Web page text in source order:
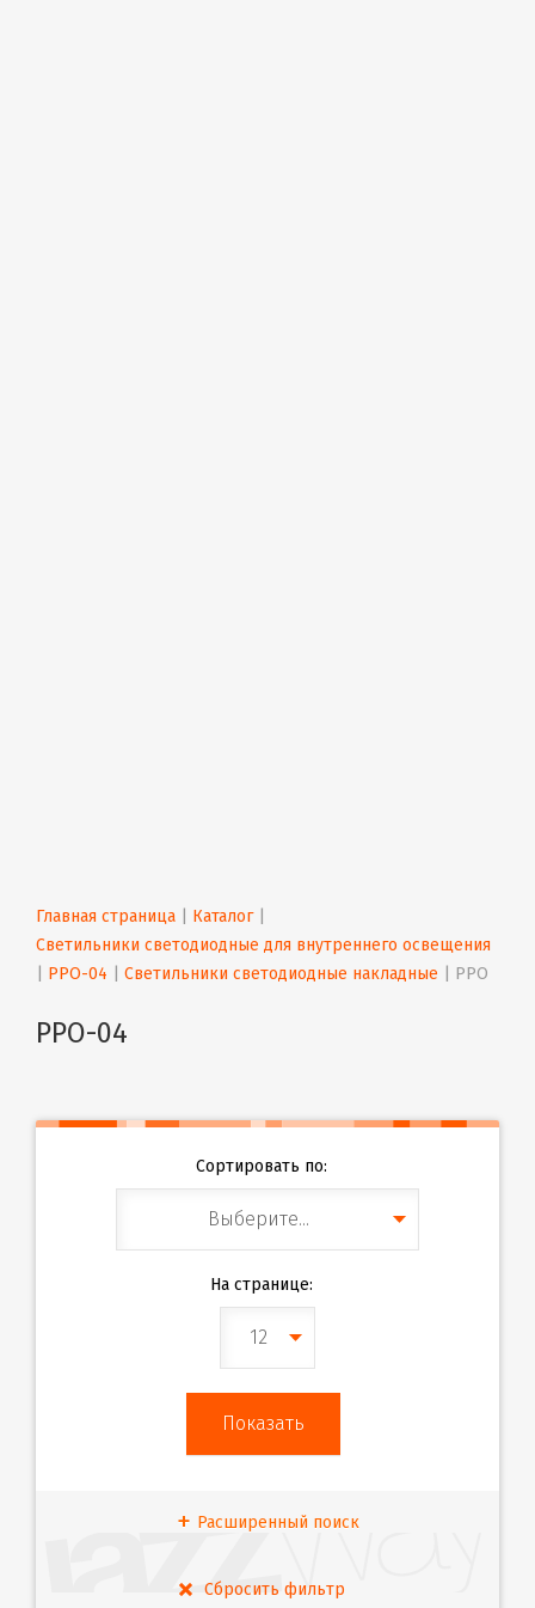
Главная страница Каталог |
Светильники светодиодные для внутреннего освещения
PPO-04 Светильники светодиодные накладные PPO
PPO-04
Сортировать по:
Выберите...
На странице:
12
Расширенный поиск